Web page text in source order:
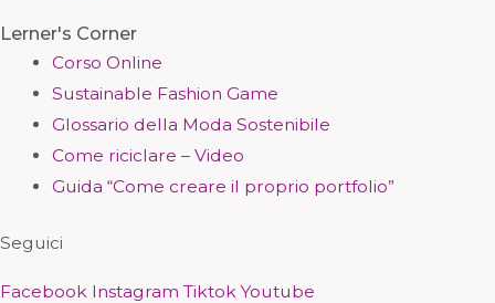
Lerner's Corner
Corso Online
Sustainable Fashion Game
Glossario della Moda Sostenibile
Come riciclare – Video
Guida “Come creare il proprio portfolio”
Seguici
Facebook Instagram Tiktok Youtube